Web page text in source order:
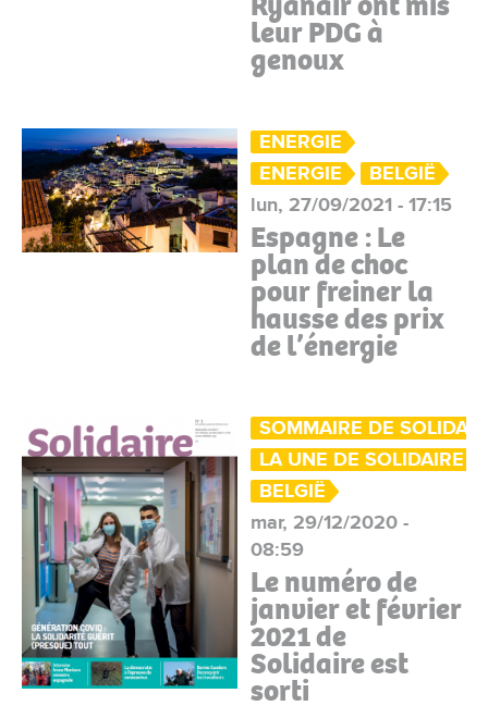
leur PDG à
genoux
ENERGIE
ENERGIE
BELGIË
lun, 27/09/2021 - 17:15
Espagne : Le
plan de choc
pour freiner la
hausse des prix
de l’énergie
SOMMAIRE DE
LA UNE DE SOLIDAIRE
BELGIË
mar, 29/12/2020 -
08:59
Le numéro de
janvier et février
2021 de
Solidaire est
sorti